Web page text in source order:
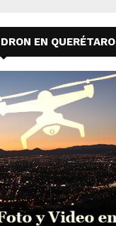
DRON EN QUERÉTARO